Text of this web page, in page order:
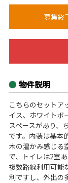
募集終
物件説明
こちらのセットア
イス、ホワイトボ
スペースがあり、
です。内装は基本
木の温かみ感じる
で、トイレは2室
複数路線利用可能
利ですし、外出の